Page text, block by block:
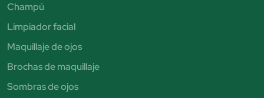
Champú
Limpiador facial
Maquillaje de ojos
Brochas de maquillaje
Sombras de ojos